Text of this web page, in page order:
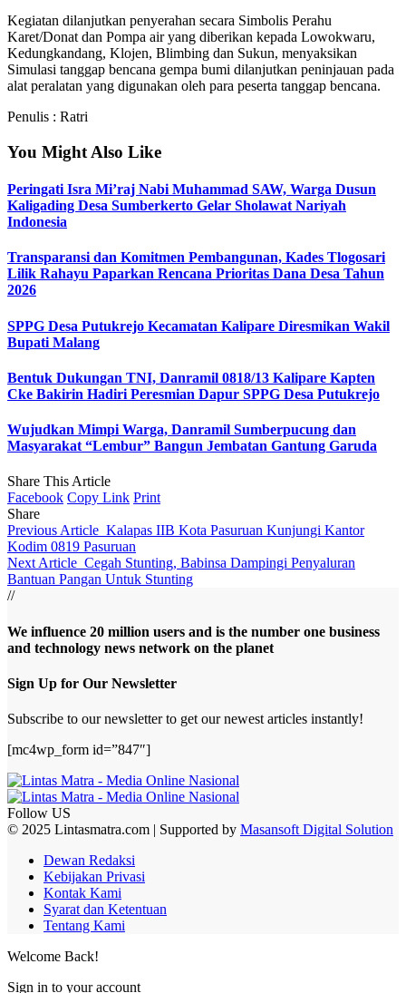
Kegiatan dilanjutkan penyerahan secara Simbolis Perahu
Karet/Donat dan Pompa air yang diberikan kepada Lowokwaru,
Kedungkandang, Klojen, Blimbing dan Sukun, menyaksikan
Simulasi tanggap bencana gempa bumi dilanjutkan peninjauan pada
alat peralatan yang digunakan oleh para peserta tanggap bencana.
Penulis : Ratri
You Might Also Like
Peringati Isra Mi’raj Nabi Muhammad SAW, Warga Dusun
Kaligading Desa Sumberkerto Gelar Sholawat Nariyah
Indonesia
Transparansi dan Komitmen Pembangunan, Kades Tlogosari
Lilik Rahayu Paparkan Rencana Prioritas Dana Desa Tahun
2026
SPPG Desa Putukrejo Kecamatan Kalipare Diresmikan Wakil
Bupati Malang
Bentuk Dukungan TNI, Danramil 0818/13 Kalipare Kapten
Cke Bakirin Hadiri Peresmian Dapur SPPG Desa Putukrejo
Wujudkan Mimpi Warga, Danramil Sumberpucung dan
Masyarakat “Lembur” Bangun Jembatan Gantung Garuda
Share This Article
Facebook Copy Link Print
Share
Previous Article Kalapas IIB Kota Pasuruan Kunjungi Kantor
Kodim 0819 Pasuruan
Next Article Cegah Stunting, Babinsa Dampingi Penyaluran
Bantuan Pangan Untuk Stunting
//
We influence 20 million users and is the number one business
and technology news network on the planet
Sign Up for Our Newsletter
Subscribe to our newsletter to get our newest articles instantly!
[mc4wp_form id=”847″]
Follow US
© 2025 Lintasmatra.com | Supported by Masansoft Digital Solution
Dewan Redaksi
Kebijakan Privasi
Kontak Kami
Syarat dan Ketentuan
Tentang Kami
Welcome Back!
Sign in to your account